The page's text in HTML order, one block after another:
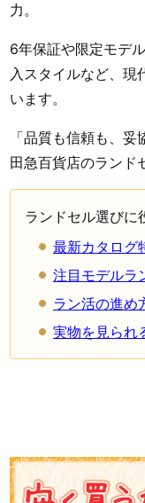
力。
6年保証や限定モデ
入スタイルなど、現
います。
「品質も信頼も、
田急百貨店のランド
ランドセル選びに
最新カタログ
注目モデルラ
ラン活の進め
実物を見られ